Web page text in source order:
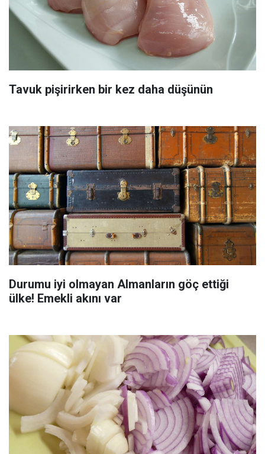
Tavuk pişirirken bir kez daha düşünün
Durumu iyi olmayan Almanların göç ettiği
ülke! Emekli akını var